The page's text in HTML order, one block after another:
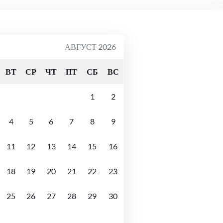
АВГУСТ 2026
ВТ СР ЧТ ПТ СБ ВС
1 2
4 5 6 7 8 9
11 12 13 14 15 16
18 19 20 21 22 23
25 26 27 28 29 30